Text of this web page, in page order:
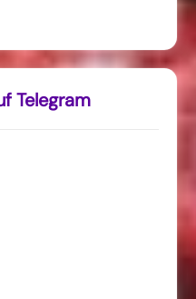
Telegram